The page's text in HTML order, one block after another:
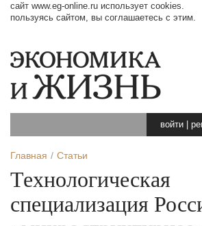
сайт www.eg-online.ru использует cookies.
пользуясь сайтом, вы соглашаетесь с этим.
войти
Главная Статьи
Технологическая
специализация